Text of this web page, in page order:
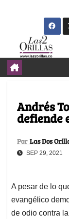
Andrés
defiende
Por Las Dos
SEP 29, 2021
A pesar de lo
evangélico
de odio contra